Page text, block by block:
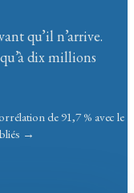
qu’il n’arrive.
dix millions
de 91,7% avec le
→